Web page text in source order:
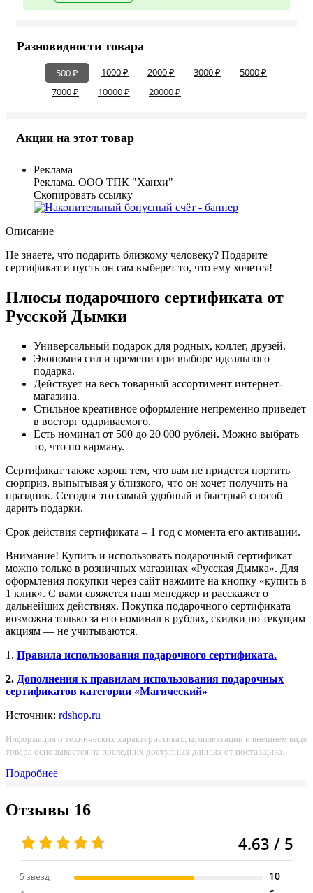
Разновидности товара
500 ₽ 1000 ₽ 2000 ₽ 3000 ₽
5000 ₽
7000 ₽
10000 ₽ 20000 ₽
Акции на этот товар
Реклама
Реклама. ООО ТПК "Ханхи"
Скопировать ссылку
Описание
Не знаете, что подарить близкому человеку? Подарите
сертификат и пусть он сам выберет то, что ему хочется!
Плюсы подарочного сертификата от
Русской Дымки
Универсальный подарок для родных, коллег, друзей.
Экономия сил и времени при выборе идеального
подарка.
Действует на весь товарный ассортимент интернет-
магазина.
Стильное креативное оформление непременно приведет
в восторг одариваемого.
Есть номинал от 500 до 20 000 рублей. Можно выбрать
то, что по карману.
Сертификат также хорош тем, что вам не придется портить
сюрприз, выпытывая у близкого, что он хочет получить на
праздник. Сегодня это самый удобный и быстрый способ
дарить подарки.
Срок действия сертификата – 1 год с момента его активации.
Внимание! Купить и использовать подарочный сертификат
можно только в розничных магазинах «Русская Дымка». Для
оформления покупки через сайт нажмите на кнопку «купить в
1 клик». С вами свяжется наш менеджер и расскажет о
дальнейших действиях. Покупка подарочного сертификата
возможна только за его номинал в рублях, скидки по текущим
акциям — не учитываются.
1. Правила использования подарочного сертификата.
2. Дополнения к правилам использования подарочных
сертификатов категории «Магический»
Источник: rdshop.ru
Информация о технических характеристиках, комплектации и внешнем виде
товара основывается на последних доступных данных от поставщика.
Подробнее
Отзывы 16
4.63 / 5
5 звезд 10